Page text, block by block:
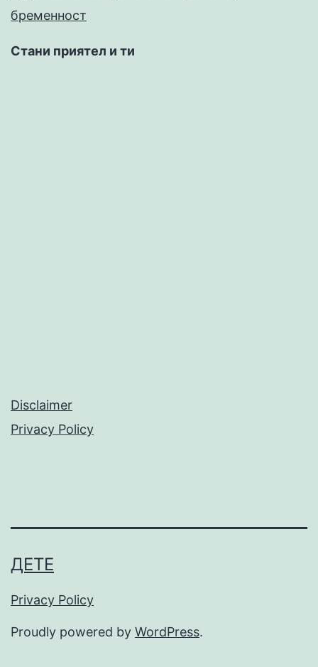
бременност
Стани приятел и ти
Disclaimer
Privacy Policy
ДЕТЕ
Privacy Policy
Proudly powered by WordPress.